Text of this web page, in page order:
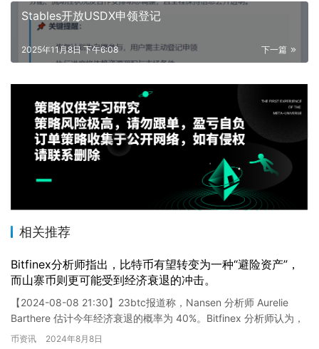
Stables开放USDX申领登记
下一篇
2025年11月8日 下午6:08
相关推荐
Bitfinex分析师指出，比特币有望转变为一种“避险资产”，
而山寨币则更可能受到经济衰退的冲击。
【2024-08-08 21:30】23btc报道称，Nansen 分析师 Aurelie
Barthere 估计今年经济衰退的概率为 40%。Bitfinex 分析师认为，
在经济…
币资讯 2024年8月8日